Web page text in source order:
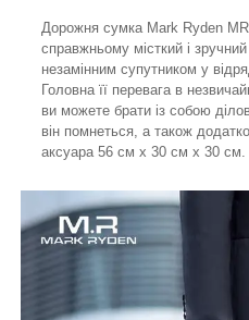
Дорожня сумка Mark Ryden
справжньому місткий і
незамінним супутником у
Головна її перевага в
ви можете брати із собою
він помнеться, а також
аксуара 56 см х 30 см х 30 см.